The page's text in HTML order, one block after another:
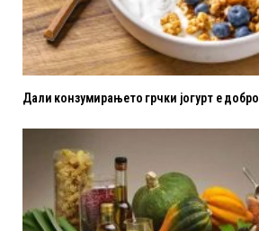
Дали конзумирањето грчки јогурт е